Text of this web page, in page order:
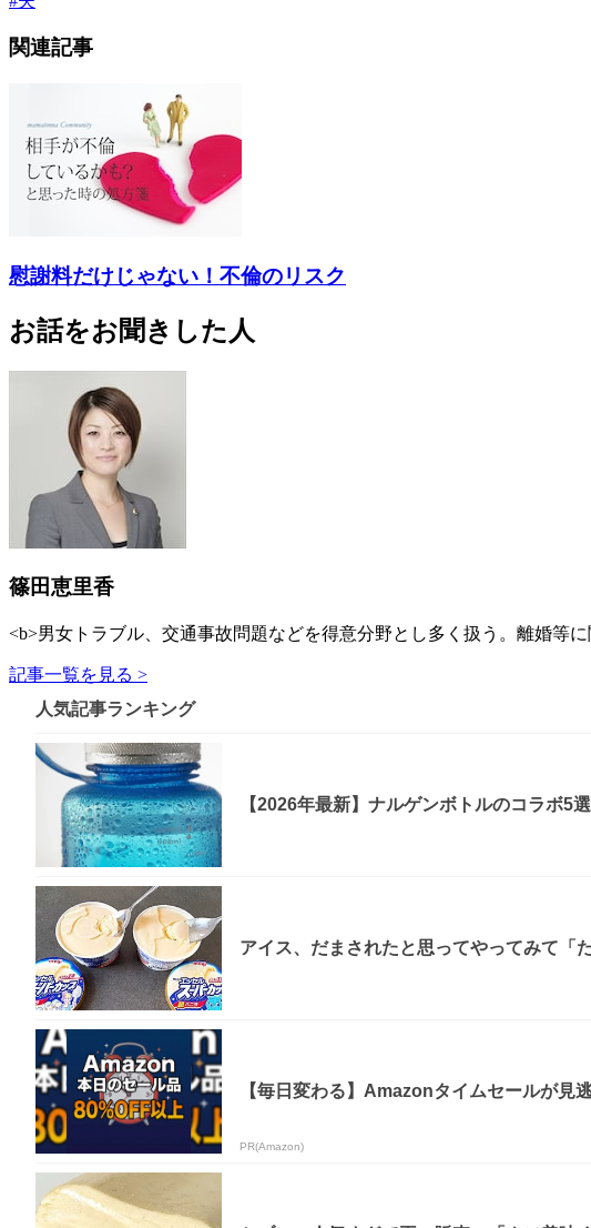
関連記事
慰謝料だけじゃない！不倫のリスク
お話をお聞きした人
篠田恵里香
<b>男女トラブル、交通事故問題などを得意分野とし多く扱う。離婚等
記事一覧を見る >
人気記事ランキング
【2026年最新】ナルゲンボトルのコラボ5
アイス、だまされたと思ってやってみて「
【毎日変わる】Amazonタイムセールが見
PR(Amazon)